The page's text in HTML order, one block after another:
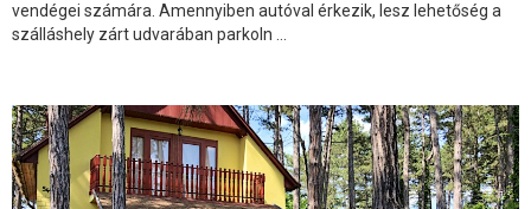
vendégei számára. Amennyiben autóval érkezik, lesz lehetőség a
szálláshely zárt udvarában parkoln ...